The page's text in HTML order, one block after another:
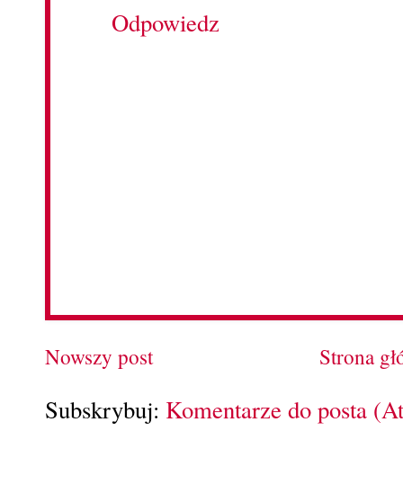
Odpowiedz
Nowszy post Strona
Subskrybuj: Komentarze do posta